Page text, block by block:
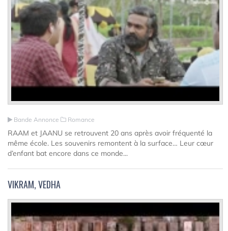
Bande Annonce Romance
RAAM et JAANU se retrouvent 20 ans après avoir fréquenté la
même école. Les souvenirs remontent à la surface… Leur cœur
d’enfant bat encore dans ce monde...
VIKRAM, VEDHA